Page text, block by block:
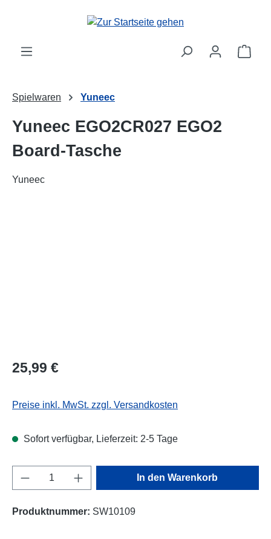
Spielwaren Yuneec
Yuneec EGO2CR027 EGO2
Board-Tasche
Yuneec
25,99 €
Preise inkl. MwSt. zzgl. Versandkosten
Sofort verfügbar, Lieferzeit: 2-5 Tage
Produkt Anzahl: Gib den gewünschten
In den Warenkorb
Produktnummer: SW10109